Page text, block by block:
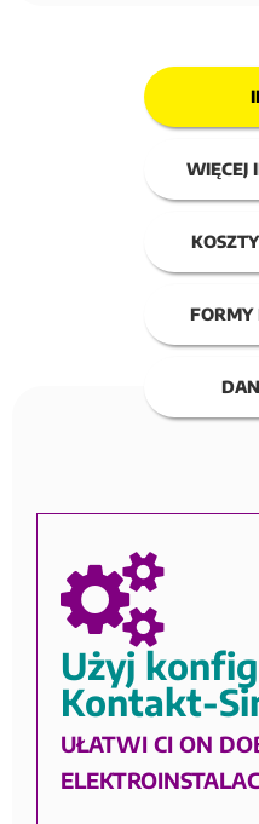
WIĘCEJ
FORMY
Użyj
Kontakt-
UŁATWI CI ON